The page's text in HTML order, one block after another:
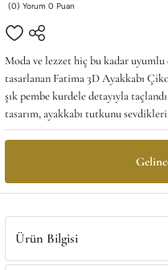
(0) Yorum 0 Puan
Moda ve lezzet hiç bu kadar
tasarlanan Fatima 3D Ayakkabı
şık pembe kurdele detayıyla
tasarım, ayakkabı tutkunu
Ürün Bilgisi